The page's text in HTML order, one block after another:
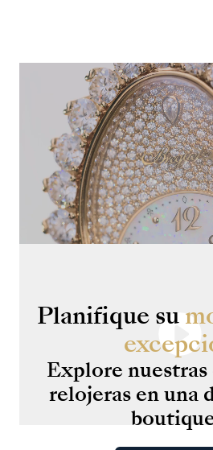
Planifiquesu
Explore nuestras
relojeras enuna